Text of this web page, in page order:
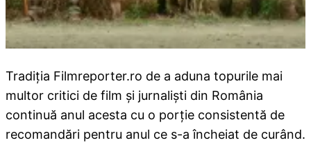
Tradiția Filmreporter.ro de a aduna topurile mai
multor critici de film și jurnaliști din România
continuă anul acesta cu o porție consistentă de
recomandări pentru anul ce s-a încheiat de curând.